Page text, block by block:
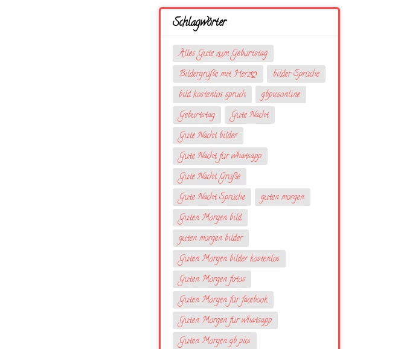
Schlagwörter
Alles Gute zum Geburtstag
Bildergrüße mit Herzღ
bilder Sprüche
bild kostenlos spruch
gbpicsonline
Geburtstag
Gute Nacht
Gute Nacht bilder
Gute Nacht für whatsapp
Gute Nacht Grüße
Gute Nacht Sprüche
guten morgen
Guten Morgen bild
guten morgen bilder
Guten Morgen bilder kostenlos
Guten Morgen fotos
Guten Morgen für facebook
Guten Morgen für whatsapp
Guten Morgen gb pics